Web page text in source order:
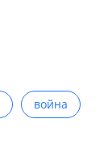
война